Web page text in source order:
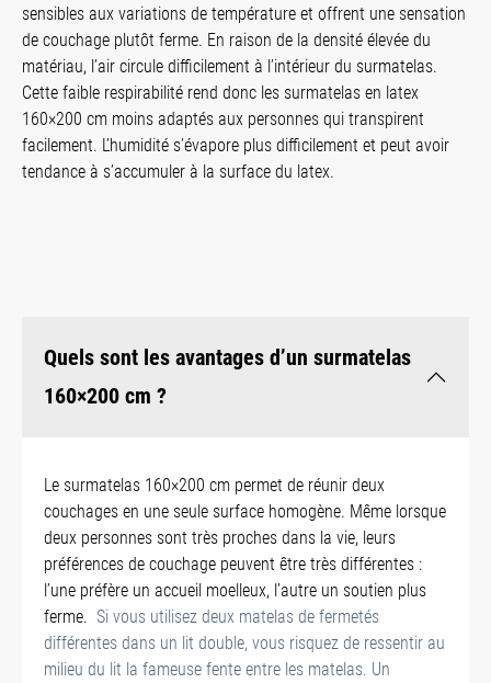
sensibles aux variations de température et offrent une sensation
de couchage plutôt ferme. En raison de la densité élevée du
matériau, l’air circule difficilement à l’intérieur du surmatelas.
Cette faible respirabilité rend donc les surmatelas en latex
160×200 cm moins adaptés aux personnes qui transpirent
facilement. L’humidité s’évapore plus difficilement et peut avoir
tendance à s’accumuler à la surface du latex.
Quels sont les avantages d’un surmatelas
160×200 cm ?
Le surmatelas 160×200 cm permet de réunir deux
couchages en une seule surface homogène. Même lorsque
deux personnes sont très proches dans la vie, leurs
préférences de couchage peuvent être très différentes :
l’une préfère un accueil moelleux, l’autre un soutien plus
ferme. Si vous utilisez deux matelas de fermetés
différentes dans un lit double, vous risquez de ressentir au
milieu du lit la fameuse fente entre les matelas. Un